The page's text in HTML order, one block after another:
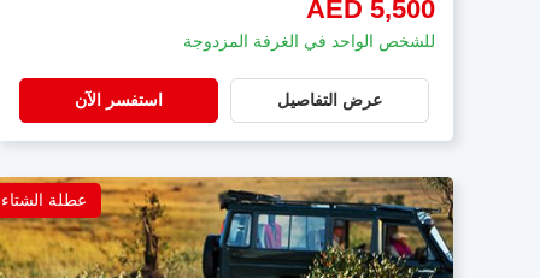
AED 5,500
للشخص الواحد في الغرفة المزدوجة
عرض التفاصيل استفسر الآن
عطلة الشتاء